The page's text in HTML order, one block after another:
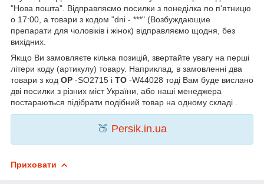
"Нова пошта". Відправляємо посилки з понеділка по п'ятницю
о 17:00, а товари з кодом "dni - ***" (Возбуждающие
препарати для чоловіків і жінок) відправляємо щодня, без
вихідних.
Якщо Ви замовляєте кілька позицій, звертайте увагу на перші
літери коду (артикулу) товару. Наприклад, в замовленні два
товари з код OP -SO2715 і TO -W44028 тоді Вам буде вислано
дві посилки з різних міст України, або наші менеджера
постараються підібрати подібний товар на одному складі .
🍑 Persik.in.ua
Приховати